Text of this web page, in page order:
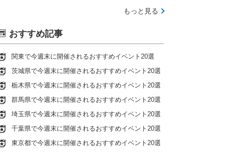
もっと見る
おすすめ記事
関東で今週末に開催されるおすすめイベント20選
茨城県で今週末に開催されるおすすめイベント20選
栃木県で今週末に開催されるおすすめイベント20選
群馬県で今週末に開催されるおすすめイベント20選
埼玉県で今週末に開催されるおすすめイベント20選
千葉県で今週末に開催されるおすすめイベント20選
東京都で今週末に開催されるおすすめイベント20選